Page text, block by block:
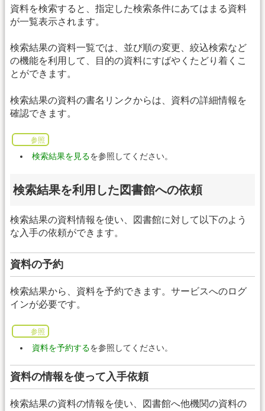
資料を検索すると、指定した検索条件にあてはまる資料
が一覧表示されます。
検索結果の資料一覧では、並び順の変更、絞込検索など
の機能を利用して、目的の資料にすばやくたどり着くこ
とができます。
検索結果の資料の書名リンクからは、資料の詳細情報を
確認できます。
参照
検索結果を見るを参照してください。
検索結果を利用した図書館への依頼
検索結果の資料情報を使い、図書館に対して以下のよう
な入手の依頼ができます。
資料の予約
検索結果から、資料を予約できます。サービスへのログ
インが必要です。
参照
資料を予約するを参照してください。
資料の情報を使って入手依頼
検索結果の資料の情報を使い、図書館へ他機関の資料の